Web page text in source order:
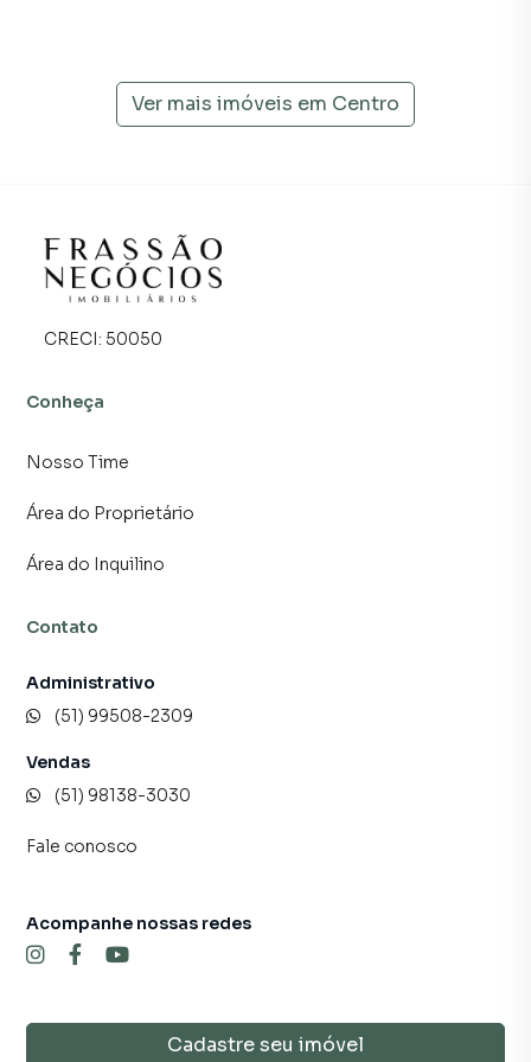
imóvel muito mais rápido do que em imobiliárias
tradicionais. Já vendemos e locamos diversos imóveis em
muito o número de contatos interessados e tendo como
consequência uma maior chance de vender ou alugar seu
imóvel mais rápido. Contamos também com um time de
atendimento preparada para atender proprietários e
Ver mais imóveis em Centro
CRECI: 50050
Conheça
Nosso Time
Área do Proprietário
Área do Inquilino
Contato
Administrativo
(51) 99508-2309
Vendas
(51) 98138-3030
Fale conosco
Cadastre seu imóvel
Acompanhe nossas redes